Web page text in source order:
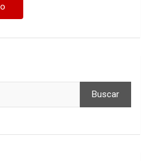
Buscar